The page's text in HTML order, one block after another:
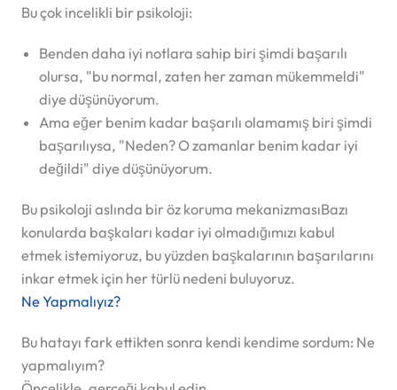
Bu çok incelikli bir psikoloji:
Benden daha iyi notlara sahip biri şimdi başarılı
olursa, "bu normal, zaten her zaman mükemmeldi"
diye düşünüyorum.
Ama eğer benim kadar başarılı olamamış biri şimdi
başarılıysa, "Neden? O zamanlar benim kadar iyi
değildi" diye düşünüyorum.
Bu psikoloji aslında biröz koruma mekanizmasıBazı
konularda başkaları kadar iyi olmadığımızı kabul
etmek istemiyoruz, bu yüzden başkalarının başarılarını
inkar etmek için her türlü nedeni buluyoruz.
Ne Yapmalıyız?
Bu hatayı fark ettikten sonra kendi kendime sordum: Ne
yapmalıyım?